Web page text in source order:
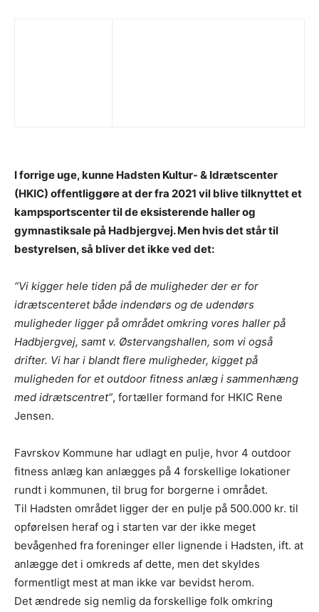
I forrige uge, kunne Hadsten Kultur- & Idrætscenter
(HKIC) offentliggøre at der fra 2021 vil blive tilknyttet et
kampsportscenter til de eksisterende haller og
gymnastiksale på Hadbjergvej. Men hvis det står til
bestyrelsen, så bliver det ikke ved det:
“Vi kigger hele tiden på de muligheder der er for
idrætscenteret både indendørs og de udendørs
muligheder ligger på området omkring vores haller på
Hadbjergvej, samt v. Østervangshallen, som vi også
drifter. Vi har i blandt flere muligheder, kigget på
muligheden for et outdoor fitness anlæg i sammenhæng
med idrætscentret”, fortæller formand for HKIC Rene
Jensen.
Favrskov Kommune har udlagt en pulje, hvor 4 outdoor
fitness anlæg kan anlægges på 4 forskellige lokationer
rundt i kommunen, til brug for borgerne i området.
Til Hadsten området ligger der en pulje på 500.000 kr. til
opførelsen heraf og i starten var der ikke meget
bevågenhed fra foreninger eller lignende i Hadsten, ift. at
anlægge det i omkreds af dette, men det skyldes
formentligt mest at man ikke var bevidst herom.
Det ændrede sig nemlig da forskellige folk omkring